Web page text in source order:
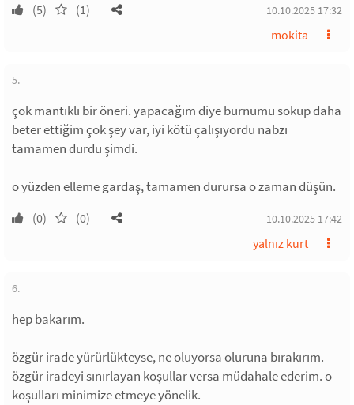
(5) (1) 10.10.2025 17:32
mokita
5.
çok mantıklı bir öneri. yapacağım diye burnumu sokup daha
beter ettiğim çok şey var, iyi kötü çalışıyordu nabzı
tamamen durdu şimdi.
o yüzden elleme gardaş, tamamen durursa o zaman düşün.
(0) (0) 10.10.2025 17:42
yalnız kurt
6.
hep bakarım.
özgür irade yürürlükteyse, ne oluyorsa oluruna bırakırım.
özgür iradeyi sınırlayan koşullar versa müdahale ederim. o
koşulları minimize etmeye yönelik.